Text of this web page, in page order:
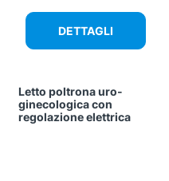
DETTAGLI
Letto poltrona uro-
ginecologica con
regolazione elettrica
Questo
prodotto
ha